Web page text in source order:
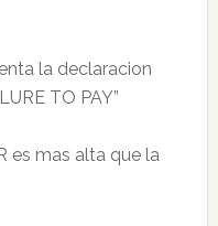
la declaracion
TO PAY”
es mas alta que la